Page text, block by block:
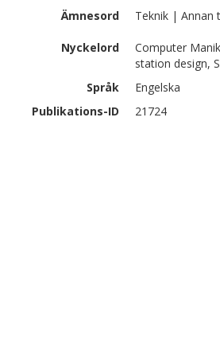
Ämnesord
Teknik | Annan
Nyckelord
Computer
station design,
Språk
Engelska
Publikations-ID
21724